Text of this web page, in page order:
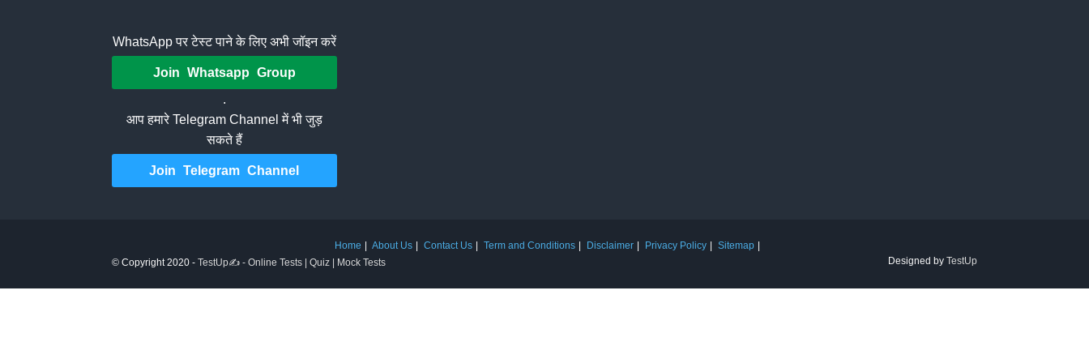
WhatsApp पर टेस्ट पाने के लिए अभी जॉइन करें
Join Whatsapp Group
.
आप हमारे Telegram Channel में भी जुड़
सकते हैं
Join Telegram Channel
Home About Us Contact Us Term and Conditions Disclaimer Privacy Policy
Sitemap
© Copyright 2020 - TestUp✍️ - Online Tests | Quiz | Mock Tests Designed by TestUp